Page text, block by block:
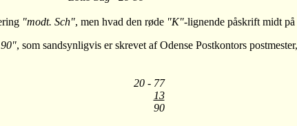
"modt. Sch", men hvad den røde "K"-lignende påskrift midt
, som sandsynligvis er skrevet af Odense Postkontors
20 - 77
13
90